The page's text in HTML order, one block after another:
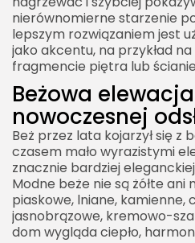
nierównomierne starzenie
lepszym rozwiązaniem jest
jako akcentu, na przykład
fragmencie piętra lub
Beżowa
nowoczesnej
Beż przez lata kojarzył się z
czasem mało wyrazistymi
znacznie bardziej
Modne beże nie są żółte ani
piaskowe, lniane, kamienne,
jasnobrązowe, kremowo-
dom wygląda ciepło,